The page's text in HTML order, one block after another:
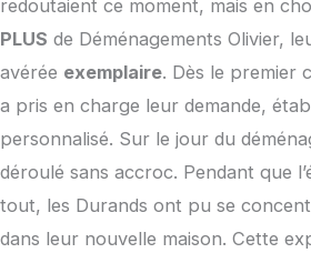
redoutaient ce moment, mais en
PLUS de Déménagements Olivier,
avérée exemplaire. Dès le premier
a pris en charge leur demande,
personnalisé. Sur le jour du
déroulé sans accroc. Pendant que
tout, les Durands ont pu se
dans leur nouvelle maison. Cette